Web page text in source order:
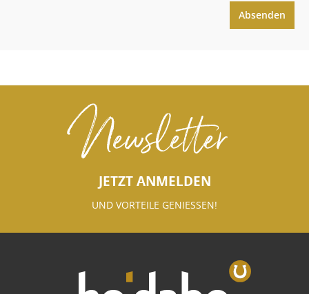
Absenden
Newsletter
JETZT ANMELDEN
UND VORTEILE GENIESSEN!